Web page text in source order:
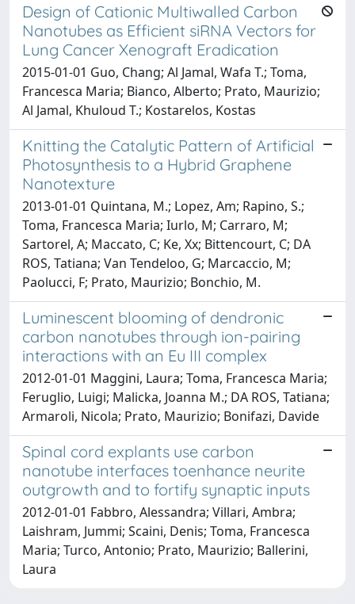
Design of Cationic Multiwalled Carbon
Nanotubes as Efficient siRNA Vectors for
Lung Cancer Xenograft Eradication
2015-01-01 Guo, Chang; Al Jamal, Wafa T.; Toma,
Francesca Maria; Bianco, Alberto; Prato, Maurizio;
Al Jamal, Khuloud T.; Kostarelos, Kostas
Knitting the Catalytic Pattern of Artificial
Photosynthesis to a Hybrid Graphene
Nanotexture
2013-01-01 Quintana, M.; Lopez, Am; Rapino, S.;
Toma, Francesca Maria; Iurlo, M; Carraro, M;
Sartorel, A; Maccato, C; Ke, Xx; Bittencourt, C; DA
ROS, Tatiana; Van Tendeloo, G; Marcaccio, M;
Paolucci, F; Prato, Maurizio; Bonchio, M.
Luminescent blooming of dendronic
carbon nanotubes through ion-pairing
interactions with an Eu III complex
2012-01-01 Maggini, Laura; Toma, Francesca Maria;
Feruglio, Luigi; Malicka, Joanna M.; DA ROS, Tatiana;
Armaroli, Nicola; Prato, Maurizio; Bonifazi, Davide
Spinal cord explants use carbon
nanotube interfaces toenhance neurite
outgrowth and to fortify synaptic inputs
2012-01-01 Fabbro, Alessandra; Villari, Ambra;
Laishram, Jummi; Scaini, Denis; Toma, Francesca
Maria; Turco, Antonio; Prato, Maurizio; Ballerini,
Laura